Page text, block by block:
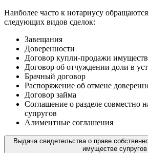
Наиболее часто к нотариусу
следующих видов сделок:
Завещания
Доверенности
Договор купли-продажи
Договор об отчуждении доли в
Брачный договор
Распоряжение об отмене
Договор займа
Соглашение о разделе совместно
супругов
Алиментные соглашения
Выдача свидетельства о праве
имуществе супругов